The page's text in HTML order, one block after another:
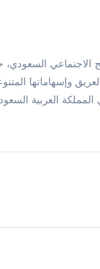
الاجتماعي السعودي،
وإسهاماتها
العربية